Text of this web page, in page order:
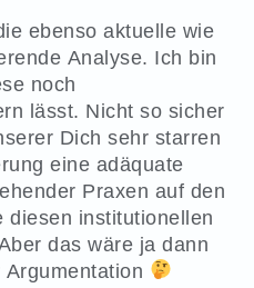
ebenso aktuelle wie
Analyse. Ich bin
noch
lässt. Nicht so sicher
Dich sehr starren
eine adäquate
Praxen auf den
diesen institutionellen
das wäre ja dann